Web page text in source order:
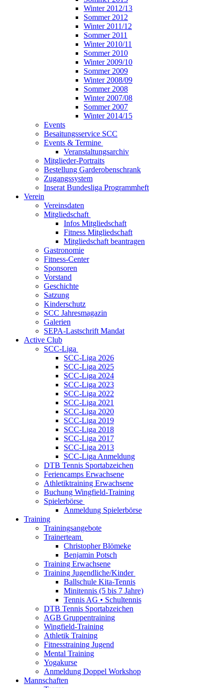
Winter 2012/13
Sommer 2012
Winter 2011/12
Sommer 2011
Winter 2010/11
Sommer 2010
Winter 2009/10
Sommer 2009
Winter 2008/09
Sommer 2008
Winter 2007/08
Sommer 2007
Winter 2014/15
Events
Besaitungsservice SCC
Events & Termine
Veranstaltungsarchiv
Mitglieder-Portraits
Bestellung Garderobenschrank
Zugangssystem
Inserat Bundesliga Programmheft
Verein
Vereinsdaten
Mitgliedschaft
Infos Mitgliedschaft
Fitness Mitgliedschaft
Mitgliedschaft beantragen
Gastronomie
Fitness-Center
Sponsoren
Vorstand
Geschichte
Satzung
Kinderschutz
SCC Jahresmagazin
Galerien
SEPA-Lastschrift Mandat
Active Club
SCC-Liga
SCC-Liga 2026
SCC-Liga 2025
SCC-Liga 2024
SCC-Liga 2023
SCC-Liga 2022
SCC-Liga 2021
SCC-Liga 2020
SCC-Liga 2019
SCC-Liga 2018
SCC-Liga 2017
SCC-Liga 2013
SCC-Liga Anmeldung
DTB Tennis Sportabzeichen
Feriencamps Erwachsene
Athletiktraining Erwachsene
Buchung Wingfield-Training
Spielerbörse
Anmeldung Spielerbörse
Training
Trainingsangebote
Trainerteam
Christopher Blömeke
Benjamin Potsch
Training Erwachsene
Training Jugendliche/Kinder
Ballschule Kita-Tennis
Minitennis (5 bis 7 Jahre)
Tennis AG • Schultennis
DTB Tennis Sportabzeichen
AGB Gruppentraining
Wingfield-Training
Athletik Training
Fitnesstraining Jugend
Mental Training
Yogakurse
Anmeldung Doppel Workshop
Mannschaften